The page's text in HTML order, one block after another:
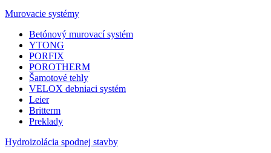
Murovacie systémy
Betónový murovací systém
YTONG
PORFIX
POROTHERM
Šamotové tehly
VELOX debniaci systém
Leier
Britterm
Preklady
Hydroizolácia spodnej stavby